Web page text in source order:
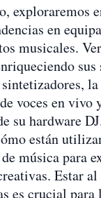
exploraremos
en
musicales.
sus
la
voces en vivo
su hardware
están
música para
Estar al
es crucial para